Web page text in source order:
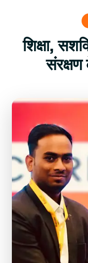
शिक्षा,
संरक्षण